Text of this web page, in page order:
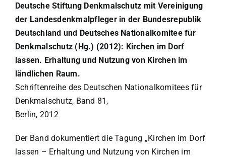
Deutsche Stiftung Denkmalschutz mit Vereinigung
der Landesdenkmalpfleger in der Bundesrepublik
Deutschland und Deutsches Nationalkomitee für
Denkmalschutz (Hg.) (2012): Kirchen im Dorf
lassen. Erhaltung und Nutzung von Kirchen im
ländlichen Raum.
Schriftenreihe des Deutschen Nationalkomitees für
Denkmalschutz, Band 81,
Berlin, 2012
Der Band dokumentiert die Tagung „Kirchen im Dorf
lassen – Erhaltung und Nutzung von Kirchen im